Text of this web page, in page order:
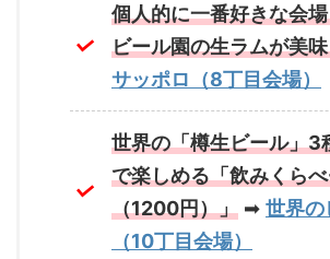
個人的に一番好きな会
ビール園の生ラムが美
サッポロ（8丁目会場）
世界の「樽生ビール」3
で楽しめる「飲みくら
（1200円）」 ➡ 世界の
（10丁目会場）